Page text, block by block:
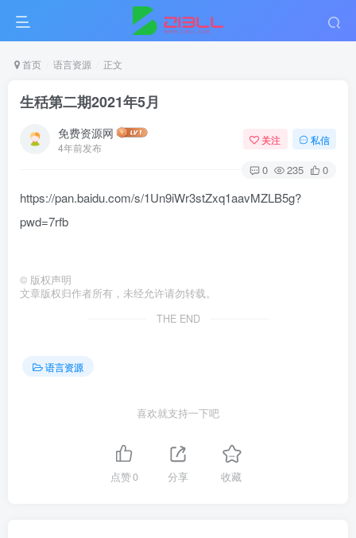
首页 语言资源 正文
生秳第二期2021年5月
免费资源网
4年前发布
关注 私信
0 235 0
https://pan.baidu.com/s/1Un9iWr3stZxq1aavMZLB5g?
pwd=7rfb
© 版权声明
文章版权归作者所有，未经允许请勿转载。
THE END
语言资源
喜欢就支持一下吧
点赞0 分享 收藏